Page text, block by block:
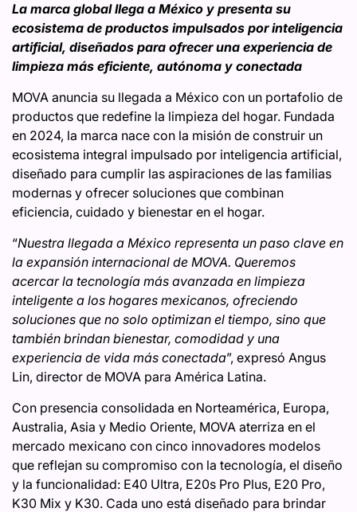
La marca global llega a México y presenta su
ecosistema de productos impulsados por inteligencia
artificial, diseñados para ofrecer una experiencia de
limpieza más eficiente, autónoma y conectada
MOVA anuncia su llegada a México con un portafolio de
productos que redefine la limpieza del hogar. Fundada
en 2024, la marca nace con la misión de construir un
ecosistema integral impulsado por inteligencia artificial,
diseñado para cumplir las aspiraciones de las familias
modernas y ofrecer soluciones que combinan
eficiencia, cuidado y bienestar en el hogar.
“Nuestra llegada a México representa un paso clave en
la expansión internacional de MOVA. Queremos
acercar la tecnología más avanzada en limpieza
inteligente a los hogares mexicanos, ofreciendo
soluciones que no solo optimizan el tiempo, sino que
también brindan bienestar, comodidad y una
experiencia de vida más conectada”, expresó Angus
Lin, director de MOVA para América Latina.
Con presencia consolidada en Norteamérica, Europa,
Australia, Asia y Medio Oriente, MOVA aterriza en el
mercado mexicano con cinco innovadores modelos
que reflejan su compromiso con la tecnología, el diseño
y la funcionalidad: E40 Ultra, E20s Pro Plus, E20 Pro,
K30 Mix y K30. Cada uno está diseñado para brindar